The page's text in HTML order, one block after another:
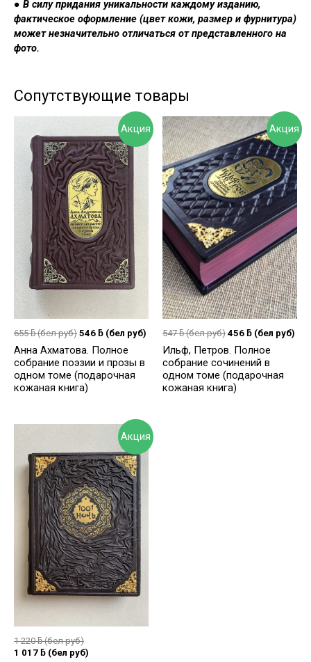
● В силу придания уникальности каждому изданию,
фактическое оформление (цвет кожи, размер и фурнитура)
может незначительно отличаться от представленного на
фото.
Сопутствующие товары
Акция
655ƃ(бел руб) 546 ƃ (бел руб)
Анна Ахматова. Полное
собрание поэзии и прозы в
одном томе (подарочная
кожаная книга)
Акция
547ƃ(бел руб) 456 ƃ (бел руб)
Ильф, Петров. Полное
собрание сочинений в
одном томе (подарочная
кожаная книга)
Акция
1 220ƃ(бел руб)
1 017 ƃ (бел руб)